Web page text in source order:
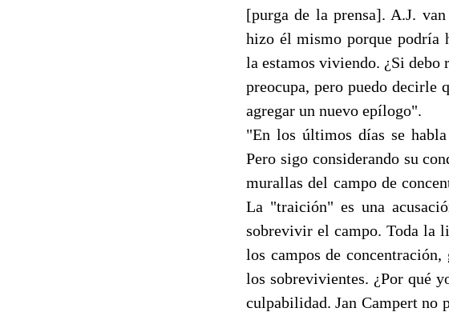
[purga de la prensa]. A.J.
hizo él mismo porque podría
la estamos viviendo. ¿Si debo
preocupa, pero puedo decirle
agregar un nuevo epílogo".
"En los últimos días se
Pero sigo considerando su
murallas del campo de
La "traición" es una
sobrevivir el campo. Toda la
los campos de
los sobrevivientes. ¿Por qué
culpabilidad. Jan Campert no